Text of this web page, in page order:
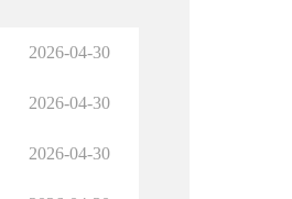
2026-04-30
2026-04-30
2026-04-30